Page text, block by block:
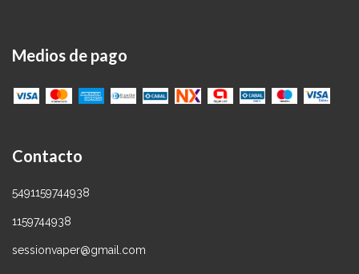
Medios de pago
Contacto
5491159744938
1159744938
sessionvaper@gmail.com